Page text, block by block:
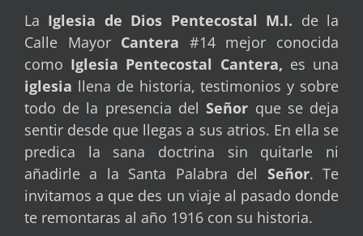
La Iglesia de Dios Pentecostal M.I. de la
Calle Mayor Cantera #14 mejor conocida
como Iglesia Pentecostal Cantera, es una
iglesia llena de historia, testimonios y sobre
todo de la presencia delSeñor que se deja
sentir desde que llegas a sus atrios. En ella se
predica la sana doctrina sin quitarle ni
añadirle a la Santa Palabra del Señor. Te
invitamos a que des un viaje al pasado donde
te remontaras al año 1916 con su historia.